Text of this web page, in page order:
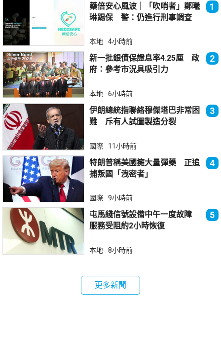
藥倍安心風波｜「吹哨者」鄭曦
琳踢保 警：仍進行刑事調查
1
本地 4小時前
新一批銀債保證息率4.25厘 政
府：參考市況具吸引力
2
本地 6小時前
伊朗總統指聯絡穆傑塔巴非常困
難 斥有人試圖製造分裂
3
國際 11小時前
特朗普稱美國擁大量彈藥 正追
捕叛國「洩密者」
4
國際 9小時前
屯馬綫信號設備中午一度故障
服務受阻約2小時恢復
5
本地 8小時前
更多新聞